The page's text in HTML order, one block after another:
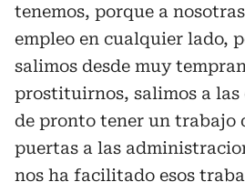
tenemos, porque a
empleo en cualquier lado,
salimos desde muy
prostituirnos, salimos a las
de pronto tener un trabajo
puertas a las
nos ha facilitado esos